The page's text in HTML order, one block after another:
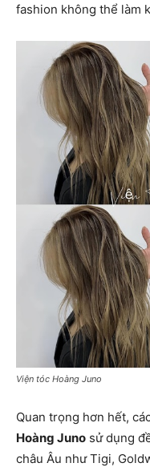
fashion không thể làm
Viện tóc Hoàng Juno
Quan trọng hơn hết,
Hoàng Juno sử dụng
châu Âu như Tigi,